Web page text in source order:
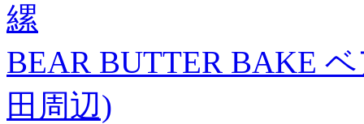
縲
BEAR BUTTER BAKE
田周辺)